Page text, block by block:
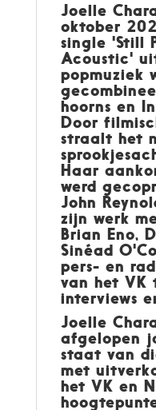
Joelle
oktober
single 'Still
Acoustic'
popmuziek
hoorns en
Door
straalt het
Haar
werd
John
zijn werk
Brian Eno,
Sinéad
pers- en
van het VK
interviews
Joelle
afgelopen
staat van
met
het VK en